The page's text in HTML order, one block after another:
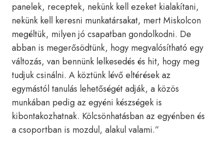
panelek, receptek, nekünk kell ezeket kialakítani,
nekünk kell keresni munkatársakat, mert Miskolcon
megéltük, milyen jó csapatban gondolkodni. De
abban is megerősödtünk, hogy megvalósítható egy
változás, van bennünk lelkesedés és hit, hogy meg
tudjuk csinálni. A köztünk lévő eltérések az
egymástól tanulás lehetőségét adják, a közös
munkában pedig az egyéni készségek is
kibontakozhatnak. Kölcsönhatásban az egyénben és
a csoportban is mozdul, alakul valami.”